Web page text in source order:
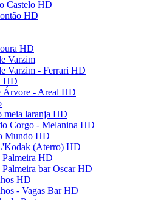
Castelo HD
HD
HD
Varzim
Varzim - Ferrari HD
HD
Árvore - Areal HD
meia laranja HD
Corgo - Melanina HD
Mundo HD
(Aterro) HD
Palmeira HD
Palmeira bar Oscar HD
HD
- Vagas Bar HD